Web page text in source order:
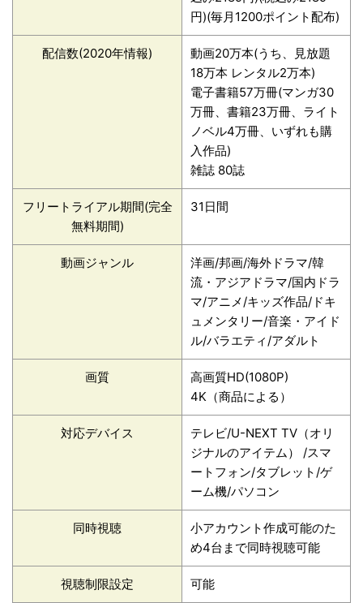
円)(毎月1200ポイント配布)
配信数(2020年情報)
動画20万本(うち、見放題
18万本 レンタル2万本)
電子書籍57万冊(マンガ30
万冊、書籍23万冊、ライト
ノベル4万冊、いずれも購
入作品)
雑誌 80誌
フリートライアル期間(完全
無料期間)
31日間
動画ジャンル
洋画/邦画/海外ドラマ/韓
流・アジアドラマ/国内ドラ
マ/アニメ/キッズ作品/ドキ
ュメンタリー/音楽・アイド
ル/バラエティ/アダルト
画質
高画質HD(1080P)
4K（商品による）
対応デバイス
テレビ/U-NEXT TV（オリ
ジナルのアイテム） /スマ
ートフォン/タブレット/ゲ
ーム機/パソコン
同時視聴
小アカウント作成可能のた
め4台まで同時視聴可能
視聴制限設定 可能